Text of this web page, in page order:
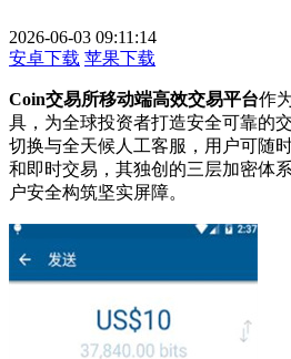
2026-06-03 09:11:14
安卓下载 苹果下载
Coin交易所移动端高效交易平台作
具，为全球投资者打造安全可靠的
切换与全天候人工客服，用户可随
和即时交易，其独创的三层加密体
户安全构筑坚实屏障。